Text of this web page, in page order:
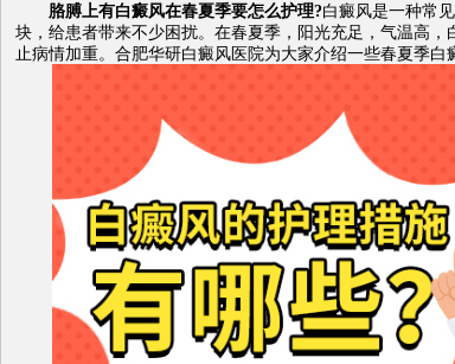
胳膊上有白癜风在春夏季要怎么护理?白癜风是一种常
块，给患者带来不少困扰。在春夏季，阳光充足，气温高
止病情加重。 合肥华研白癜风医院为大家介绍一些春夏季白